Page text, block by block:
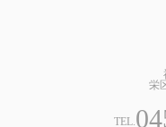
栄
TEL.